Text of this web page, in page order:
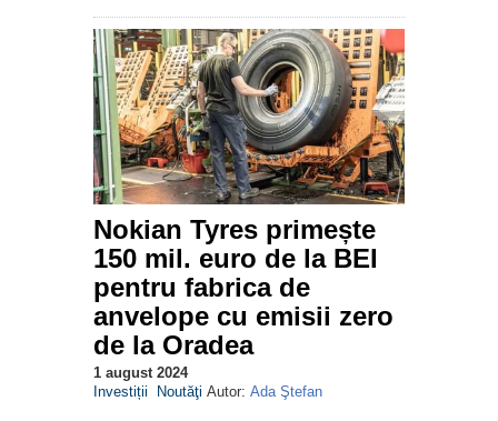
Nokian Tyres primește
150 mil. euro de la BEI
pentru fabrica de
anvelope cu emisii zero
de la Oradea
1 august 2024
Investiții
Noutăţi Autor: Ada Ştefan